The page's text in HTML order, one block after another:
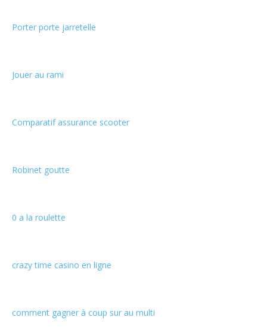
Porter porte jarretelle
Jouer au rami
Comparatif assurance scooter
Robinet goutte
0 a la roulette
crazy time casino en ligne
comment gagner à coup sur au multi